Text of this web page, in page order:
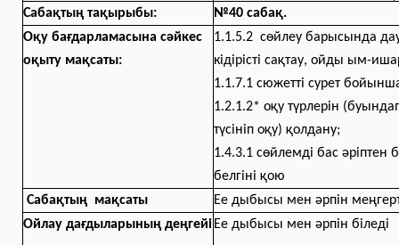
Сабақтың тақырыбы:
№40 сабақ.
Оқу бағдарламасына сәйкес
оқыту мақсаты:
1.1.5.2 сөйлеу барысында
кідірісті сақтау, ойды ым-
1.1.7.1 сюжетті сурет
1.2.1.2* оқу түрлерін
түсініп оқу) қолдану;
1.4.3.1 сөйлемді бас әріптен
белгіні қою
Сабақтың мақсаты
Ее дыбысы мен әрпін
Ойлау дағдыларының деңгейі Ее дыбысы мен әрпін біледі